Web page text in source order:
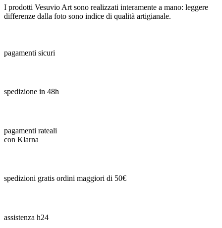
I prodotti Vesuvio Art sono realizzati interamente a mano: leggere
differenze dalla foto sono indice di qualità artigianale.
pagamenti sicuri
spedizione in 48h
pagamenti rateali
con Klarna
spedizioni gratis ordini maggiori di 50€
assistenza h24